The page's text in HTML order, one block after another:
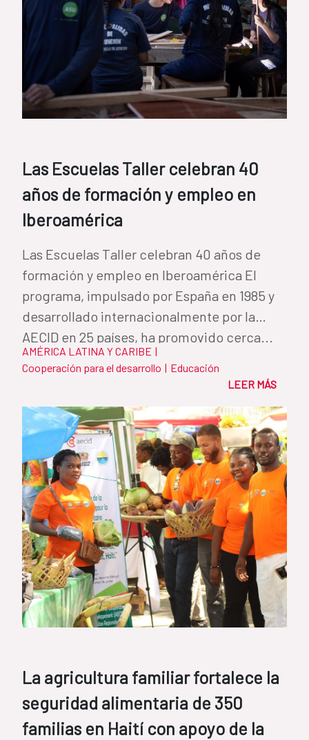
Las Escuelas Taller celebran 40
años de formación y empleo en
Iberoamérica
Las Escuelas Taller celebran 40 años de
formación y empleo en Iberoamérica El
programa, impulsado por España en 1985 y
desarrollado internacionalmente por la
AECID en 25 países, ha promovido cerca...
AMÉRICA LATINA Y CARIBE |
Cooperación para el desarrollo | Educación
LEER MÁS
La agricultura familiar fortalece la
seguridad alimentaria de 350
familias en Haití con apoyo de la